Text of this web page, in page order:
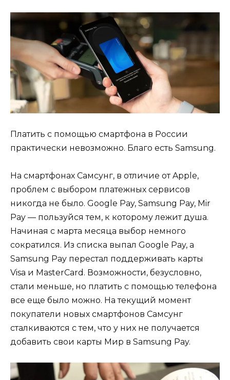
Платить с помощью смартфона в России
практически невозможно. Благо есть Samsung.
На смартфонах Самсунг, в отличие от Apple,
проблем с выбором платежных сервисов
никогда не было. Google Pay, Samsung Pay, Mir
Pay — пользуйся тем, к которому лежит душа.
Начиная с марта месяца выбор немного
сократился. Из списка выпал Google Pay, а
Samsung Pay перестал поддерживать карты
Visa и MasterCard. Возможности, безусловно,
стали меньше, но платить с помощью телефона
все еще было можно. На текущий момент
покупатели новых смартфонов Самсунг
сталкиваются с тем, что у них не получается
добавить свои карты Мир в Samsung Pay.